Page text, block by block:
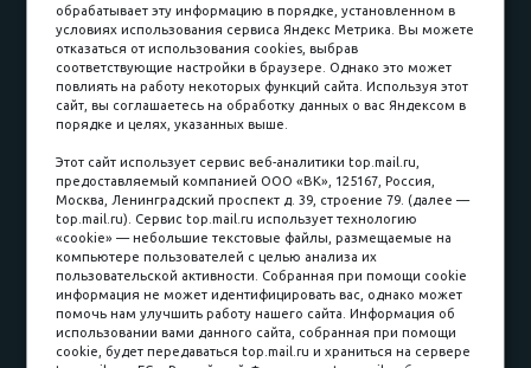
Наличные
пл. Соляная, 6, стр. 16
8 (3822) 60-70-30
8 (3822) 50-39-09
8 (3822) 22-77-68
8 (3822) 50-48-50
обрабатывает эту информацию в порядке, установленном в
условиях использования сервиса Яндекс Метрика. Вы можете
отказаться от использования cookies, выбрав
соответствующие настройки в браузере. Однако это может
повлиять на работу некоторых функций сайта. Используя этот
сайт, вы соглашаетесь на обработку данных о вас Яндексом в
порядке и целях, указанных выше.
Этот сайт использует сервис веб-аналитики top.mail.ru,
предоставляемый компанией ООО «ВК», 125167, Россия,
Москва, Ленинградский проспект д. 39, строение 79. (далее —
top.mail.ru). Сервис top.mail.ru использует технологию
«cookie» — небольшие текстовые файлы, размещаемые на
компьютере пользователей с целью анализа их
пользовательской активности. Собранная при помощи cookie
информация не может идентифицировать вас, однако может
помочь нам улучшить работу нашего сайта. Информация об
использовании вами данного сайта, собранная при помощи
cookie, будет передаваться top.mail.ru и храниться на сервере